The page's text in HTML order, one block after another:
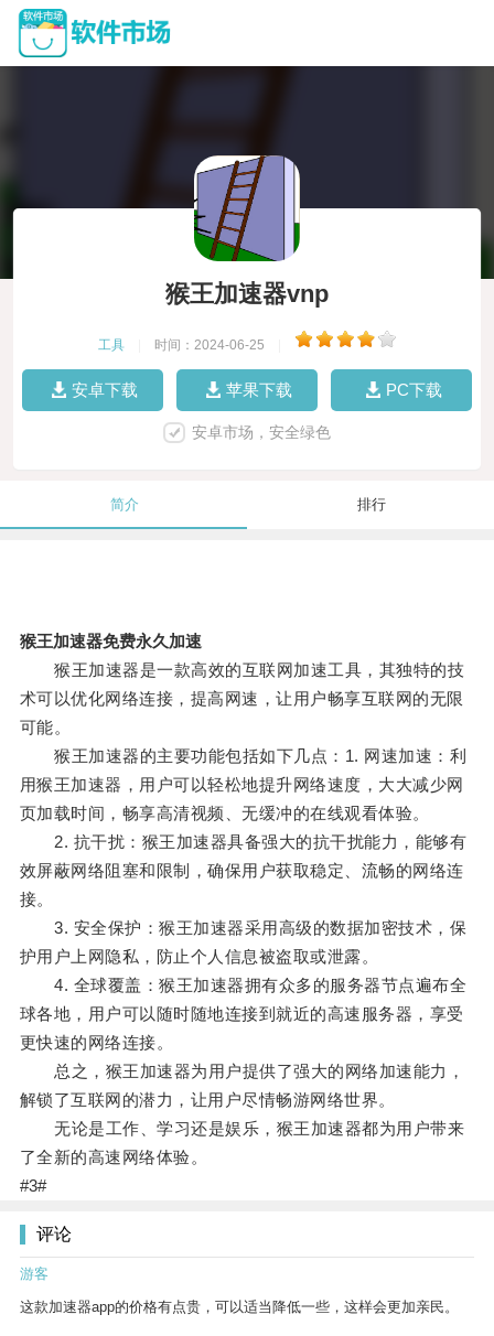
猴王加速器vnp
工具 时间：2024-06-25
安卓下载 苹果下载 PC下载
安卓市场，安全绿色
简介 排行
猴王加速器免费永久加速
猴王加速器是一款高效的互联网加速工具，其独特的技
术可以优化网络连接，提高网速，让用户畅享互联网的无限
可能。
猴王加速器的主要功能包括如下几点：1. 网速加速：利
用猴王加速器，用户可以轻松地提升网络速度，大大减少网
页加载时间，畅享高清视频、无缓冲的在线观看体验。
2. 抗干扰：猴王加速器具备强大的抗干扰能力，能够有
效屏蔽网络阻塞和限制，确保用户获取稳定、流畅的网络连
接。
3. 安全保护：猴王加速器采用高级的数据加密技术，保
护用户上网隐私，防止个人信息被盗取或泄露。
4. 全球覆盖：猴王加速器拥有众多的服务器节点遍布全
球各地，用户可以随时随地连接到就近的高速服务器，享受
更快速的网络连接。
总之，猴王加速器为用户提供了强大的网络加速能力，
解锁了互联网的潜力，让用户尽情畅游网络世界。
无论是工作、学习还是娱乐，猴王加速器都为用户带来
了全新的高速网络体验。
#3#
评论
游客
这款加速器app的价格有点贵，可以适当降低一些，这样会更加亲民。